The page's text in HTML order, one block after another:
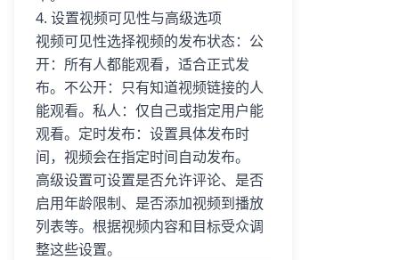
4. 设置视频可见性与高级选项
视频可见性选择视频的发布状态：公
开：所有人都能观看，适合正式发
布。不公开：只有知道视频链接的人
能观看。私人：仅自己或指定用户能
观看。定时发布：设置具体发布时
间，视频会在指定时间自动发布。
高级设置可设置是否允许评论、是否
启用年龄限制、是否添加视频到播放
列表等。根据视频内容和目标受众调
整这些设置。